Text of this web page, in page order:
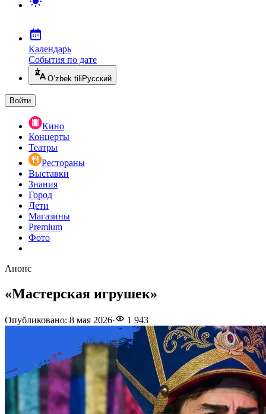
Календарь
События по дате
O’zbek tili Русский
Войти
Кино
Концерты
Театры
Рестораны
Выставки
Знания
Город
Дети
Магазины
Premium
Фото
Анонс
«Мастерская игрушек»
Опубликовано: 8 мая 2026· 1 943